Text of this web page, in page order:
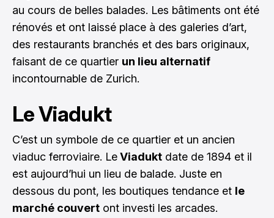
au cours de belles balades. Les bâtiments ont été
rénovés et ont laissé place à des galeries d’art,
des restaurants branchés et des bars originaux,
faisant de ce quartier un lieu alternatif
incontournable de Zurich.
Le Viadukt
C’est un symbole de ce quartier et un ancien
viaduc ferroviaire. LeViadukt date de 1894 et il
est aujourd’hui un lieu de balade. Juste en
dessous du pont, les boutiques tendance et le
marché couvert ont investi les arcades.